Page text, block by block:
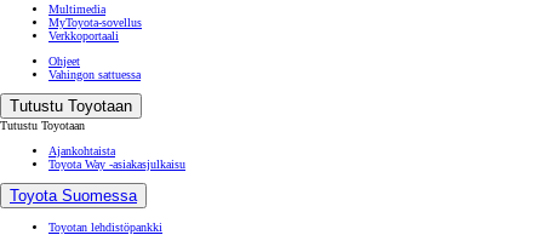
Multimedia
MyToyota-sovellus
Verkkoportaali
Ohjeet
Vahingon sattuessa
Tutustu Toyotaan
Tutustu Toyotaan
Ajankohtaista
Toyota Way -asiakasjulkaisu
Toyota Suomessa
Toyotan lehdistöpankki